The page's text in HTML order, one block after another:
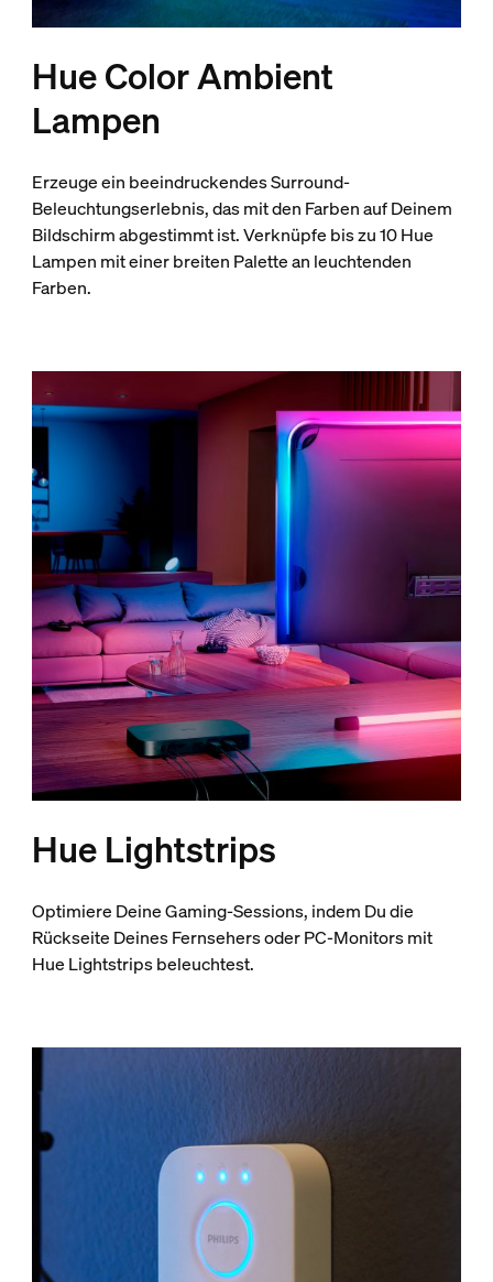
Hue Color Ambient
Lampen
Erzeuge ein beeindruckendes Surround-
Beleuchtungserlebnis, das mit den Farben auf Deinem
Bildschirm abgestimmt ist. Verknüpfe bis zu 10 Hue
Lampen mit einer breiten Palette an leuchtenden
Farben.
Hue Lightstrips
Optimiere Deine Gaming-Sessions, indem Du die
Rückseite Deines Fernsehers oder PC-Monitors mit
Hue Lightstrips beleuchtest.